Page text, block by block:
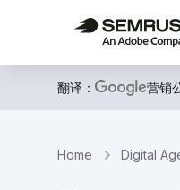
翻译： 营销
Home Digital